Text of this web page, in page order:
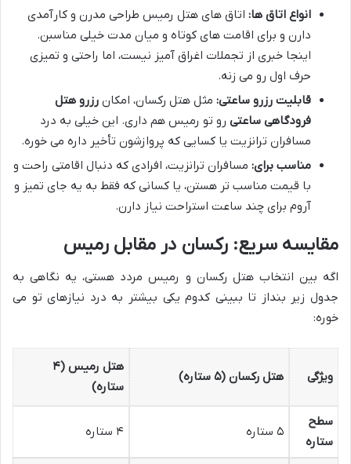
انواع اتاق ها: اتاق های هتل رمیس طراحی مدرن و کارآمدی
دارن و برای اقامت های کوتاه و میان مدت خیلی مناسبن.
اینجا خبری از تجملات اغراق آمیز نیست، اما راحتی و تمیزی
حرف اول رو می زنه.
قابلیت رزرو ساعتی: مثل هتل رکسان، امکان رزرو هتل
فرودگاهی ساعتی رو تو رمیس هم داری. این خیلی به درد
مسافران ترانزیت یا کسایی که پروازشون تأخیر داره می خوره.
مناسب برای: مسافران ترانزیت، افرادی که دنبال اقامتی راحت و
با قیمت مناسب تر هستن، یا کسانی که فقط به یه جای تمیز و
آروم برای چند ساعت استراحت نیاز دارن.
مقایسه سریع: رکسان در مقابل رمیس
اگه بین انتخاب هتل رکسان و رمیس مردد هستی، یه نگاهی به
جدول زیر بنداز تا ببینی کدوم یکی بیشتر به درد نیازهای تو می
خوره:
ویژگی هتل رکسان (۵ ستاره)
هتل رمیس (۴
ستاره)
سطح
ستاره
۵ ستاره ۴ ستاره